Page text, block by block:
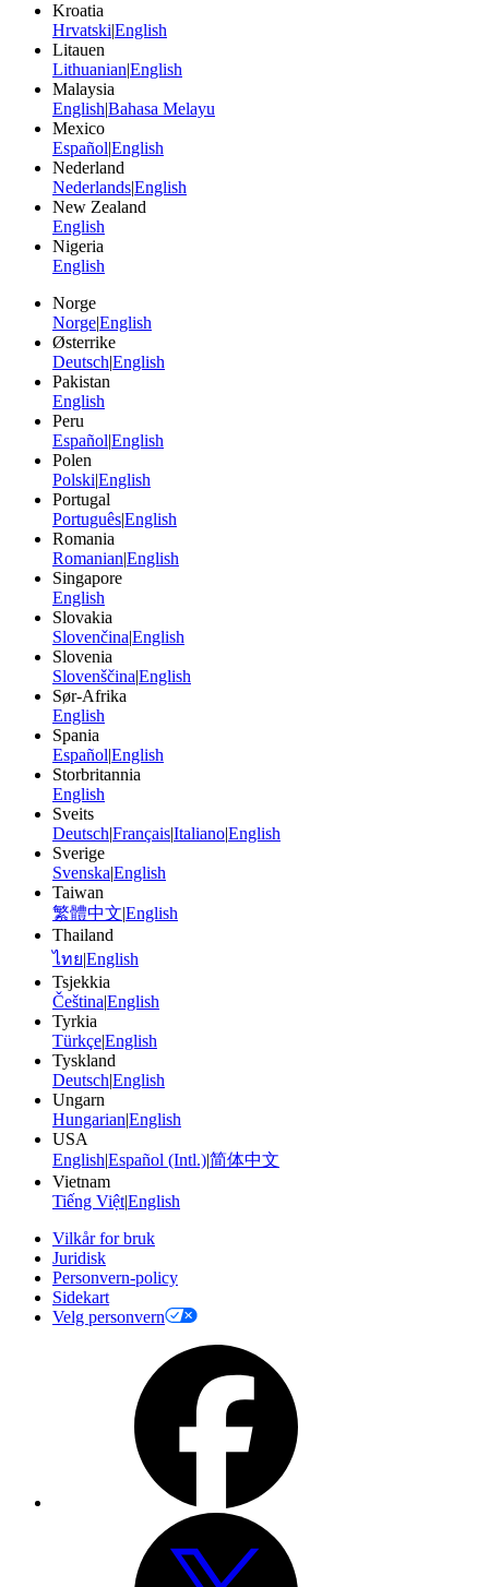
Kroatia
Hrvatski|English
Litauen
Lithuanian|English
Malaysia
English|Bahasa Melayu
Mexico
Español|English
Nederland
Nederlands|English
New Zealand
English
Nigeria
English
Norge
Norge|English
Østerrike
Deutsch|English
Pakistan
English
Peru
Español|English
Polen
Polski|English
Portugal
Português|English
Romania
Romanian|English
Singapore
English
Slovakia
Slovenčina|English
Slovenia
Slovenščina|English
Sør-Afrika
English
Spania
Español|English
Storbritannia
English
Sveits
Deutsch|Français|Italiano|English
Sverige
Svenska|English
Taiwan
繁體中文|English
Thailand
ไทย|English
Tsjekkia
Čeština|English
Tyrkia
Türkçe|English
Tyskland
Deutsch|English
Ungarn
Hungarian|English
USA
English|Español (Intl.)|简体中文
Vietnam
Tiếng Việt|English
Vilkår for bruk
Juridisk
Personvern-policy
Sidekart
Velg personvern